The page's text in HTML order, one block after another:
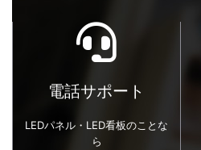
電話サポート
LEDパネル・LED看板のことな
ら